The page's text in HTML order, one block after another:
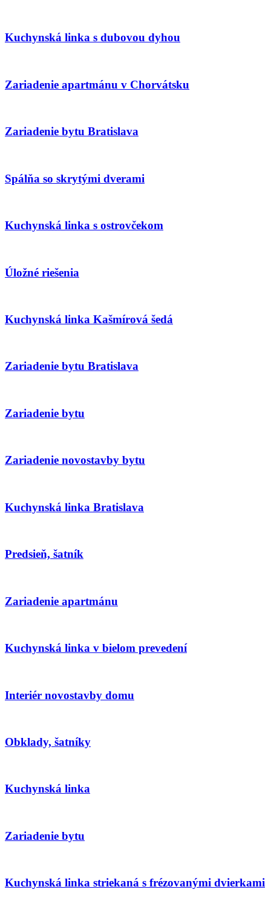
Kuchynská linka s dubovou dyhou
Zariadenie apartmánu v Chorvátsku
Zariadenie bytu Bratislava
Spálňa so skrytými dverami
Kuchynská linka s ostrovčekom
Úložné riešenia
Kuchynská linka Kašmírová šedá
Zariadenie bytu Bratislava
Zariadenie bytu
Zariadenie novostavby bytu
Kuchynská linka Bratislava
Predsieň, šatník
Zariadenie apartmánu
Kuchynská linka v bielom prevedení
Interiér novostavby domu
Obklady, šatníky
Kuchynská linka
Zariadenie bytu
Kuchynská linka striekaná s frézovanými dvierkami